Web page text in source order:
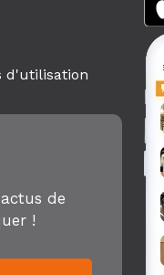
d'utilisation
de
!